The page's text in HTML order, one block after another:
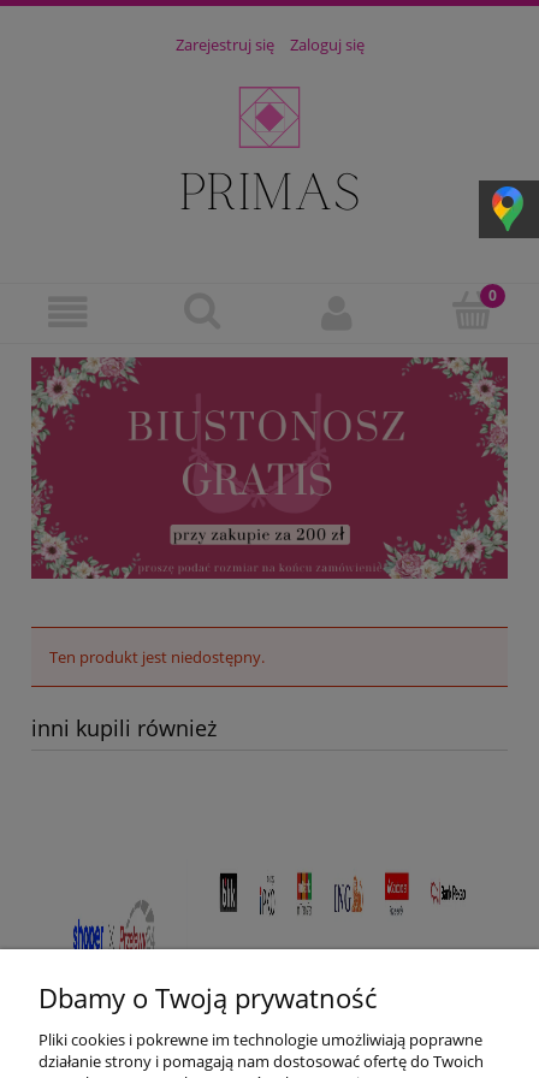
Zarejestruj się Zaloguj się
Ten produkt jest niedostępny.
inni kupili również
Dbamy o Twoją prywatność
Pliki cookies i pokrewne im technologie umożliwiają poprawne
działanie strony i pomagają nam dostosować ofertę do Twoich